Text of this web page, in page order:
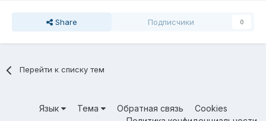
Share Подписчики 0
Перейти к списку тем
Язык Тема Обратная связь
Cookies